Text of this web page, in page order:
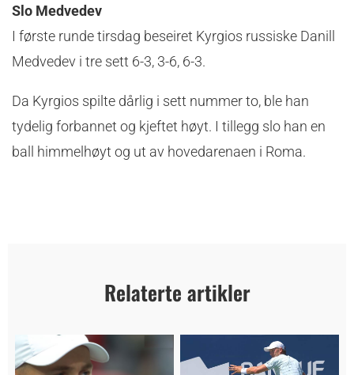
Slo Medvedev
I første runde tirsdag beseiret Kyrgios russiske Danill
Medvedev i tre sett 6-3, 3-6, 6-3.
Da Kyrgios spilte dårlig i sett nummer to, ble han
tydelig forbannet og kjeftet høyt. I tillegg slo han en
ball himmelhøyt og ut av hovedarenaen i Roma.
Relaterte artikler